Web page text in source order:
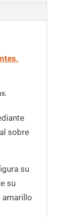
sobre
su
su
amarillo